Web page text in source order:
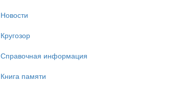
Новости
Кругозор
Справочная информация
Книга памяти